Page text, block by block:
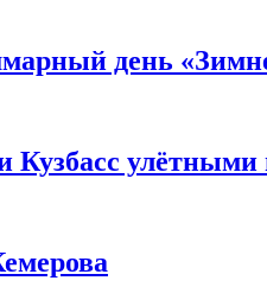
день
Кузбасс улётными